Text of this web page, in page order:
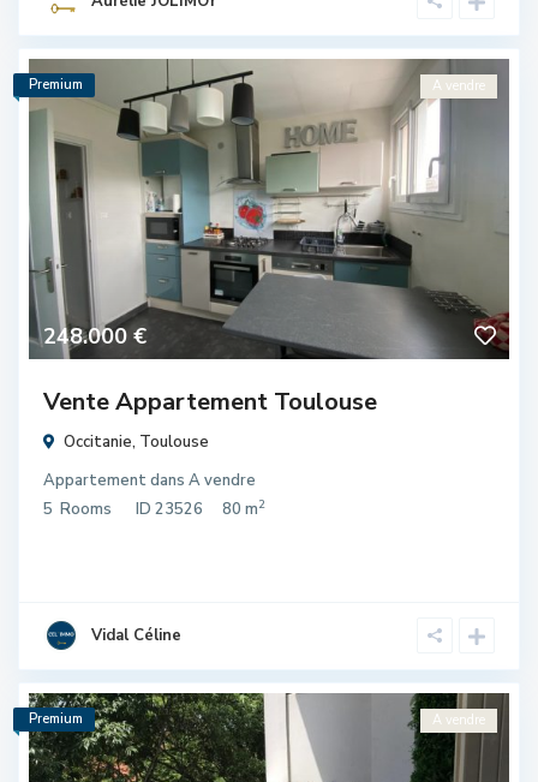
248.000 €
A vendre
Premium
Vente Appartement Toulouse
Occitanie, Toulouse
Appartementdans A vendre
5 Rooms ID 23526 80 m2
Vidal Céline
A vendre
Premium